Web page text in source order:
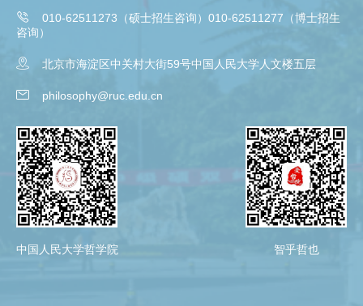

010-62511273（硕士招生咨询）010-62511277（博士招生
咨询）
 北京市海淀区中关村大街59号中国人民大学人文楼五层
 philosophy@ruc.edu.cn
中国人民大学哲学院 智乎哲也